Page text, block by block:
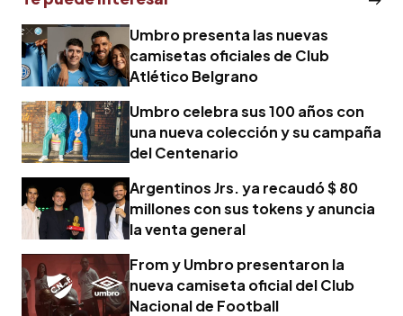
Umbro presenta las nuevas
camisetas oficiales de Club
Atlético Belgrano
Umbro celebra sus 100 años con
una nueva colección y su campaña
del Centenario
Argentinos Jrs. ya recaudó $ 80
millones con sus tokens y anuncia
la venta general
From y Umbro presentaron la
nueva camiseta oficial del Club
Nacional de Football